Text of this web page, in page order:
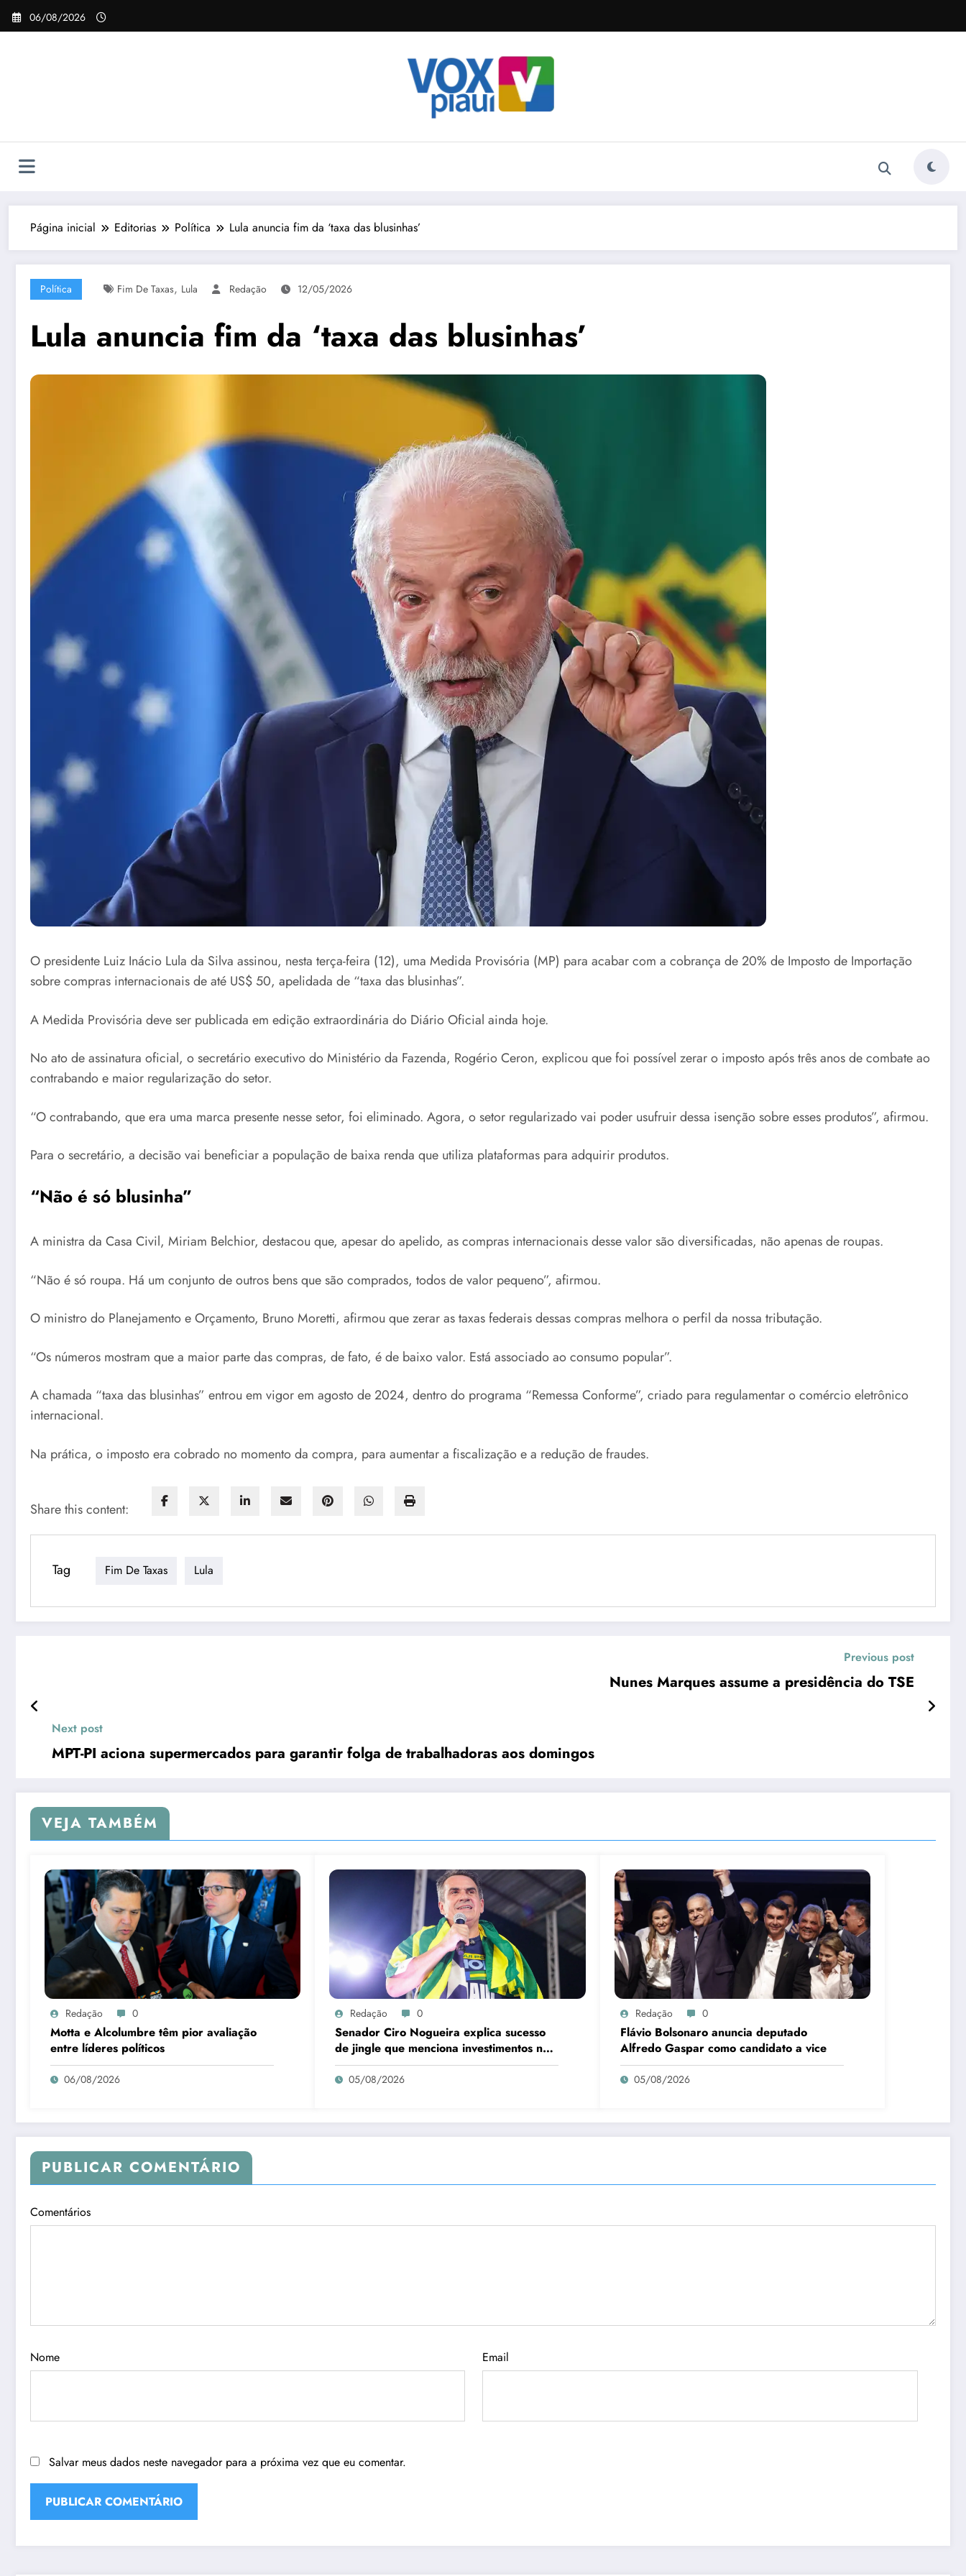
Pular
para
06/08/2026
Página inicial Editorias Política Lula anuncia fim da ‘taxa das blusinhas’
Política Fim De Taxas, Lula Redação 12/05/2026
Lula anuncia fim da ‘taxa das blusinhas’
O presidente Luiz Inácio Lula da Silva assinou, nesta terça-feira (12), uma Medida Provisória (MP) para acabar com a cobrança de 20% de Imposto de Importação
sobre compras internacionais de até US$ 50, apelidada de “taxa das blusinhas”.
A Medida Provisória deve ser publicada em edição extraordinária do Diário Oficial ainda hoje.
No ato de assinatura oficial, o secretário executivo do Ministério da Fazenda, Rogério Ceron, explicou que foi possível zerar o imposto após três anos de combate ao
contrabando e maior regularização do setor.
“O contrabando, que era uma marca presente nesse setor, foi eliminado. Agora, o setor regularizado vai poder usufruir dessa isenção sobre esses produtos”, afirmou.
Para o secretário, a decisão vai beneficiar a população de baixa renda que utiliza plataformas para adquirir produtos.
“Não é só blusinha”
A ministra da Casa Civil, Miriam Belchior, destacou que, apesar do apelido, as compras internacionais desse valor são diversificadas, não apenas de roupas.
“Não é só roupa. Há um conjunto de outros bens que são comprados, todos de valor pequeno”, afirmou.
O ministro do Planejamento e Orçamento, Bruno Moretti, afirmou que zerar as taxas federais dessas compras melhora o perfil da nossa tributação.
“Os números mostram que a maior parte das compras, de fato, é de baixo valor. Está associado ao consumo popular”.
A chamada “taxa das blusinhas” entrou em vigor em agosto de 2024, dentro do programa “Remessa Conforme”, criado para regulamentar o comércio eletrônico
internacional.
Na prática, o imposto era cobrado no momento da compra, para aumentar a fiscalização e a redução de fraudes.
Share this content:
Tag Fim De Taxas Lula
Previous post
Nunes Marques assume a presidência do TSE
Next post
MPT-PI aciona supermercados para garantir folga de trabalhadoras aos domingos
VEJA TAMBÉM
Redação 0
Motta e Alcolumbre têm pior avaliação
entre líderes políticos
06/08/2026
Redação 0
Senador Ciro Nogueira explica sucesso
de jingle que menciona investimentos no
Piauí
05/08/2026
Redação 0
Flávio Bolsonaro anuncia deputado
Alfredo Gaspar como candidato a vice
05/08/2026
PUBLICAR COMENTÁRIO
Comentários
Nome Email
Salvar meus dados neste navegador para a próxima vez que eu comentar.